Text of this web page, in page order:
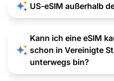
US-eSIM außerhalb
Kann ich eine eSIM
schon in Vereinigte
unterwegs bin?